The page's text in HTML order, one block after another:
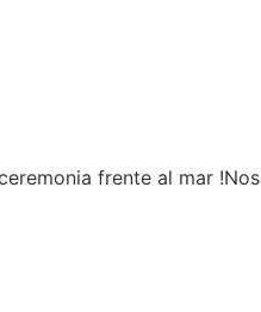
frente al mar !Nos